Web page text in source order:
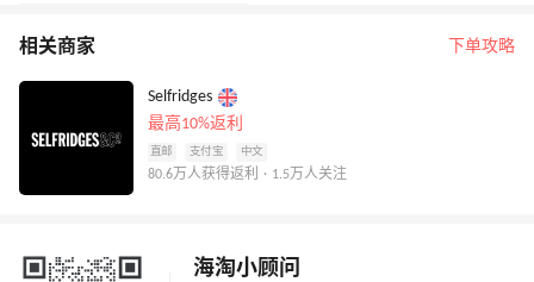
相关商家 下单攻略
Selfridges
最高10%返利
直邮 支付宝 中文
80.6万人获得返利 · 1.5万人关注
海淘小顾问